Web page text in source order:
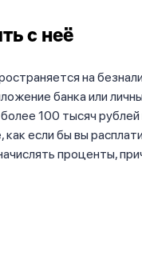
с неё
на
банка или
100 тысяч рублей
если бы вы
проценты,